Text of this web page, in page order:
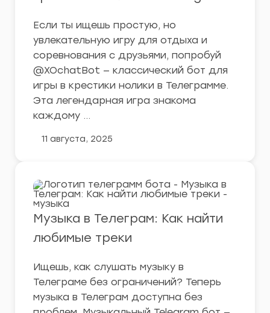
Если ты ищешь простую, но
увлекательную игру для отдыха и
соревнования с друзьями, попробуй
@XOchatBot — классический бот для
игры в крестики нолики в Телеграмме.
Эта легендарная игра знакома
каждому …
11 августа, 2025
Музыка в Телеграм: Как найти
любимые треки
Ищешь, как слушать музыку в
Телеграме без ограничений? Теперь
музыка в Телеграм доступна без